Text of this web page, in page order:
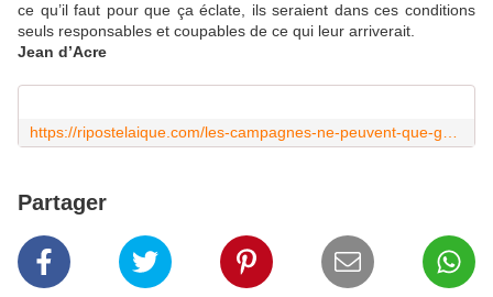
ce qu’il faut pour que ça éclate, ils seraient dans ces conditions
seuls responsables et coupables de ce qui leur arriverait.
Jean d’Acre
Partager